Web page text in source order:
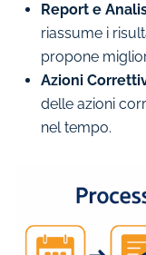
Report e
riassume i
propone
Azioni
delle azioni
nel tempo.